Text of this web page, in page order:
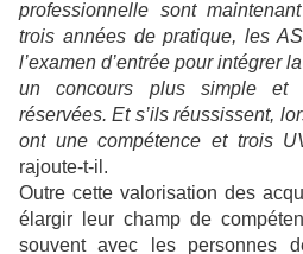
professionnelle sont
trois années de pratique, les
l’examen d’entrée pour intégrer
un concours plus simple et
réservées. Et s’ils réussissent,
ont une compétence et trois
rajoute-t-il.
Outre cette valorisation des
élargir leur champ de
souvent avec les personnes